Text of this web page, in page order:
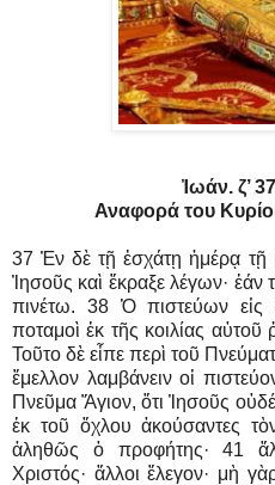
Ἰωάν. ζ’
Αναφορά του
37 Ἐν δὲ τῇ ἐσχάτῃ ἡμέρᾳ τῇ
Ἰησοῦς καὶ ἔκραξε λέγων· ἐάν
πινέτω. 38 Ὁ πιστεύων
ποταμοὶ ἐκ τῆς κοιλίας
Τοῦτο δὲ εἶπε περὶ τοῦ
ἔμελλον λαμβάνειν οἱ
Πνεῦμα Ἅγιον, ὅτι Ἰησοῦς
ἐκ τοῦ ὄχλου ἀκούσαντες
ἀληθῶς ὁ προφήτης· 41
Χριστός· ἄλλοι ἔλεγον· μὴ